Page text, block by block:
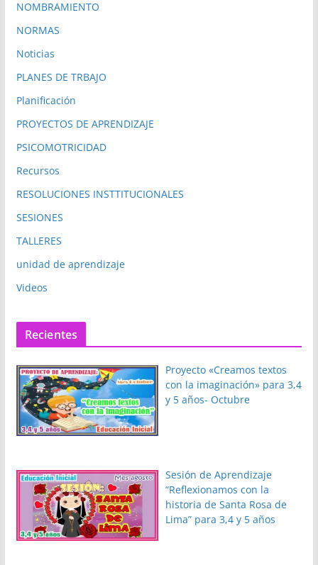
NOMBRAMIENTO
NORMAS
Noticias
PLANES DE TRBAJO
Planificación
PROYECTOS DE APRENDIZAJE
PSICOMOTRICIDAD
Recursos
RESOLUCIONES INSTTITUCIONALES
SESIONES
TALLERES
unidad de aprendizaje
Videos
Recientes
Proyecto «Creamos textos
con la imaginación» para 3,4
y 5 años- Octubre
Sesión de Aprendizaje
“Reflexionamos con la
historia de Santa Rosa de
Lima” para 3,4 y 5 años